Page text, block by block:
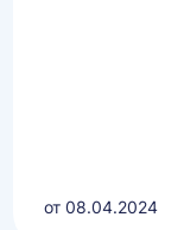
от 08.04.2024